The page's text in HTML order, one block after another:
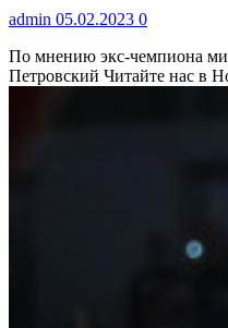
admin 05.02.2023 0
По мнению экс-чемпиона
Петровский Читайте нас в